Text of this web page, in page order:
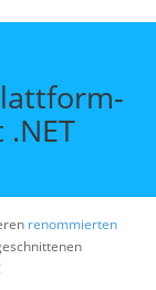
renommierten